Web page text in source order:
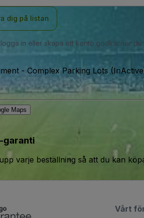
dig på listan
in eller skapa ett konto godkänner du
- Complex Parking Lots
Maps
garanti
varje beställning så att du kan
Vårt